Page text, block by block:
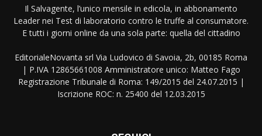
Il Salvagente, l’unico mensile in edicola, in abbonamento
Leader nei Test di laboratorio contro le truffe al consumatore.
E tutti i giorni online da una sola parte: quella del cittadino
EditorialeNovanta srl Via Ludovico di Savoia, 2b, 00185 Roma
| P.IVA 12865661008 Amministratore unico: Matteo Fago
Registrazione Tribunale di Roma: 149/2015 del 24.07.2015 |
Iscrizione ROC: n. 25400 del 12.03.2015